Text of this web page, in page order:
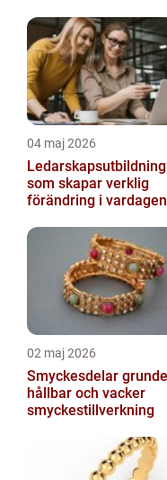
04 maj 2026
Ledarskapsutbildning
som skapar verklig
förändring i vardagen
02 maj 2026
Smyckesdelar grunden i
hållbar och vacker
smyckestillverkning